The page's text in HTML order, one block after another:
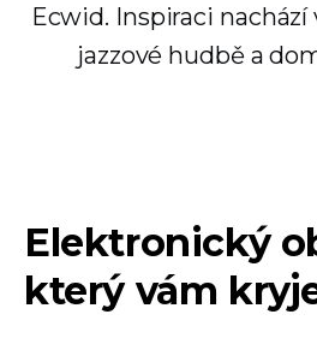
Ecwid. Inspiraci
jazzové hudbě a
Elektronický
který vám